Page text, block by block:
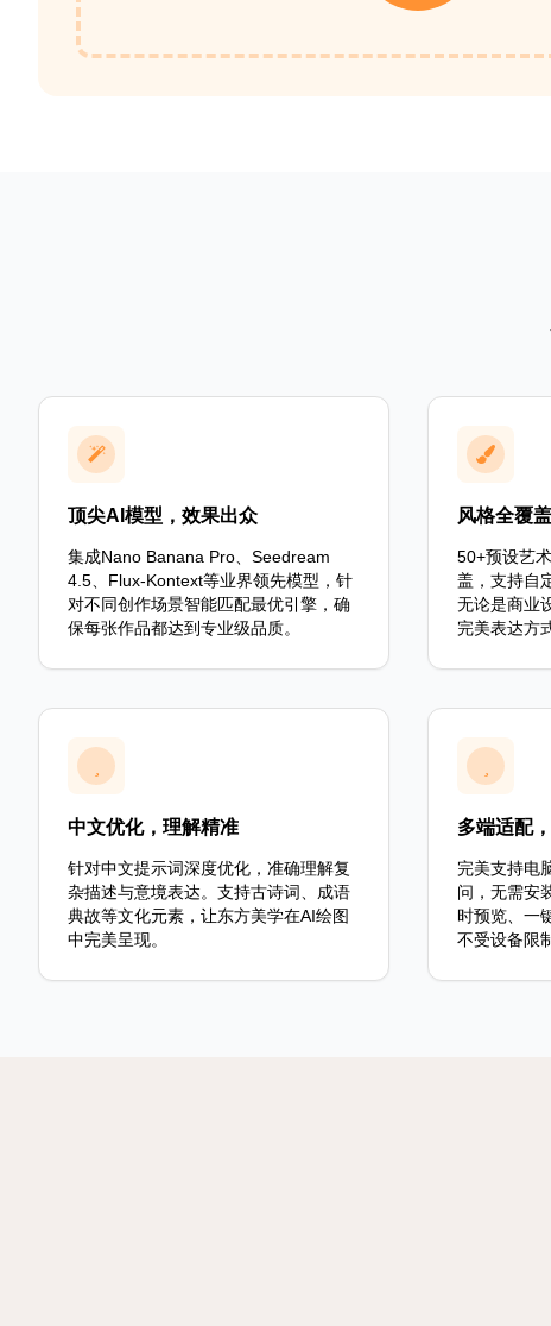
顶尖AI模型，效果出众
集成Nano Banana Pro、Seedream
4.5、Flux-Kontext等业界领先模型，针
对不同创作场景智能匹配最优引擎，确
保每张作品都达到专业级品质。
风格全覆
50+预设艺
盖，支持自
无论是商业
完美表达方
中文优化，理解精准
针对中文提示词深度优化，准确理解复
杂描述与意境表达。支持古诗词、成语
典故等文化元素，让东方美学在AI绘图
中完美呈现。
多端适配
完美支持电
问，无需安
时预览、一
不受设备限